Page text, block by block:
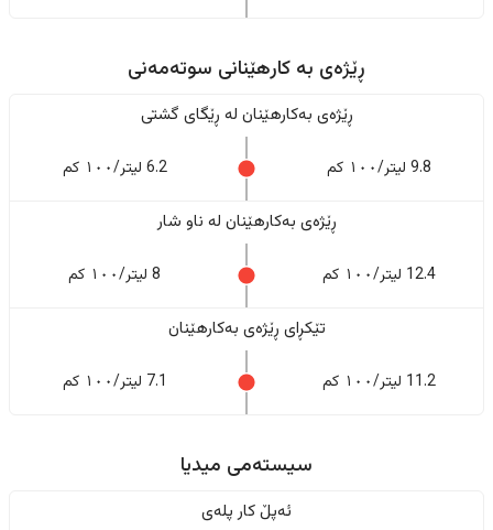
ڕێژەى به کارهێنانی سوتەمەنی
ڕێژەى بەکارهێنان له ڕێگای گشتی
9.8 لیتر/١٠٠ کم 6.2 لیتر/١٠٠ کم
ڕێژەى بەکارهێنان له ناو شار
12.4 لیتر/١٠٠ کم 8 لیتر/١٠٠ کم
تێکڕای ڕێژەى بەکارهێنان
11.2 لیتر/١٠٠ کم 7.1 لیتر/١٠٠ کم
سیستەمی میدیا
ئەپڵ کار پلەی